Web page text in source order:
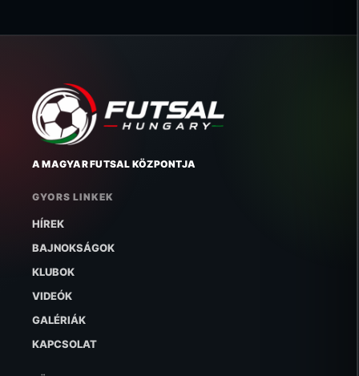
A MAGYAR FUTSAL KÖZPONTJA
GYORS LINKEK
HÍREK
BAJNOKSÁGOK
KLUBOK
VIDEÓK
GALÉRIÁK
KAPCSOLAT